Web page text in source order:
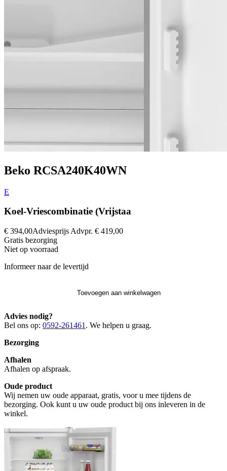
Beko RCSA240K40WN
E
Koel-Vriescombinatie (Vrijstaa
€ 394,00Adviesprijs Advpr. € 419,00
Gratis bezorging
Niet op voorraad
Informeer naar de levertijd
Toevoegen aan winkelwagen
Advies nodig?
Bel ons op: 0592-261461 . We helpen u graag.
Bezorging
Afhalen
Afhalen op afspraak.
Oude product
Wij nemen uw oude apparaat, gratis, voor u mee tijdens de
bezorging. Ook kunt u uw oude product bij ons inleveren in de
winkel.